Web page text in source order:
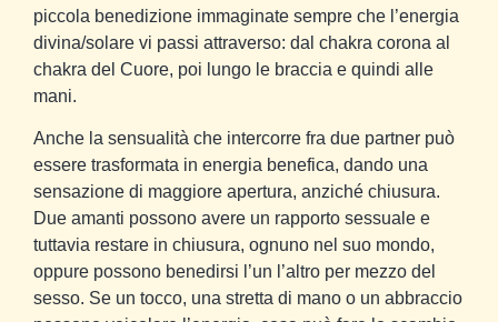
piccola benedizione immaginate sempre che l’energia
divina/solare vi passi attraverso: dal chakra corona al
chakra del Cuore, poi lungo le braccia e quindi alle
mani.
Anche la sensualità che intercorre fra due partner può
essere trasformata in energia benefica, dando una
sensazione di maggiore apertura, anziché chiusura.
Due amanti possono avere un rapporto sessuale e
tuttavia restare in chiusura, ognuno nel suo mondo,
oppure possono benedirsi l’un l’altro per mezzo del
sesso. Se un tocco, una stretta di mano o un abbraccio